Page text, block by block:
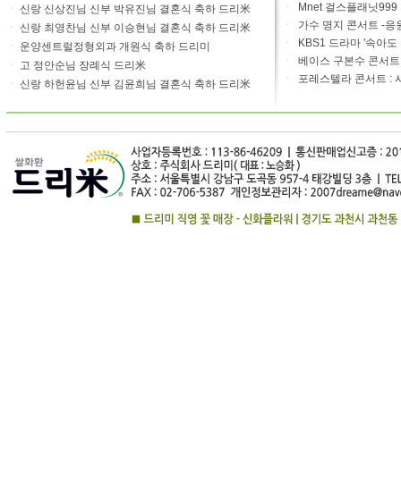
ㆍ 신랑 신상진님 신부 박유진님 결혼식 축하 드리米
ㆍ 신랑 최영찬님 신부 이승현님 결혼식 축하 드리米
ㆍ 운양센트럴정형외과 개원식 축하 드리미
ㆍ 고 정안순님 장례식 드리米
ㆍ 신랑 하헌윤님 신부 김윤희님 결혼식 축하 드리米
ㆍ
Mnet 걸스플래닛
ㆍ
가수 명지 콘서트 -응
ㆍ
KBS1 드라마 '속아
ㆍ
베이스 구본수 콘서
ㆍ
포레스텔라 콘서트 :